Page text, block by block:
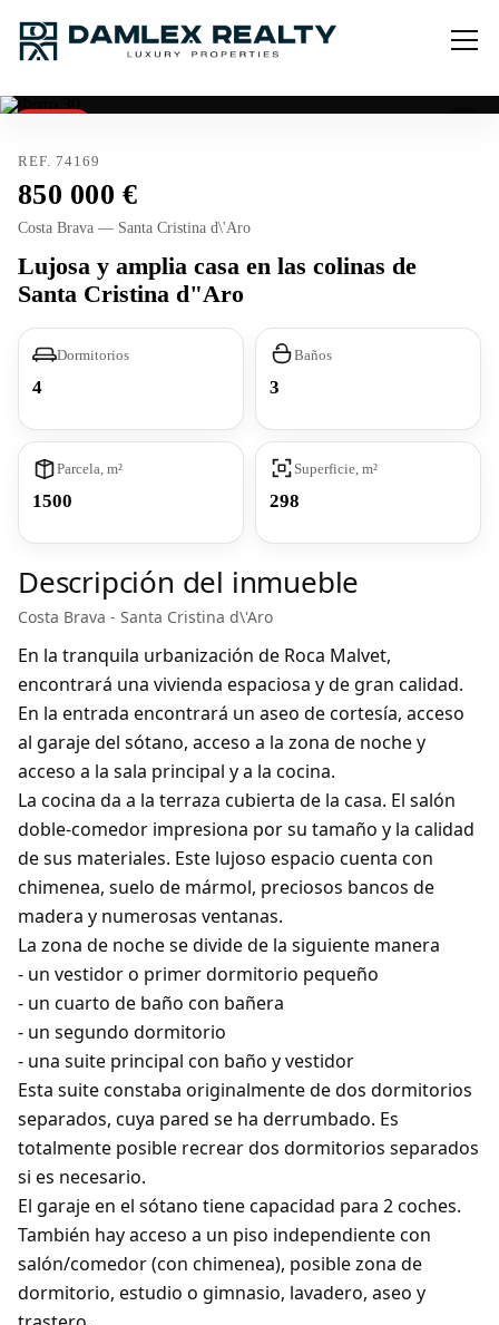
REF. 74169
850 000
Costa Brava — Santa Cristina d\'Aro
Lujosa y amplia casa en las colinas de
Santa Cristina d"Aro
Dormitorios
4
Baños
3
Parcela, m²
1500
Superficie, m²
298
Descripción del inmueble
Costa Brava - Santa Cristina d\'Aro
En la tranquila urbanización de Roca Malvet,
encontrará una vivienda espaciosa y de gran calidad.
En la entrada encontrará un aseo de cortesía, acceso
al garaje del sótano, acceso a la zona de noche y
acceso a la sala principal y a la cocina.
La cocina da a la terraza cubierta de la casa. El salón
doble-comedor impresiona por su tamaño y la calidad
de sus materiales. Este lujoso espacio cuenta con
chimenea, suelo de mármol, preciosos bancos de
madera y numerosas ventanas.
La zona de noche se divide de la siguiente manera
- un vestidor o primer dormitorio pequeño
- un cuarto de baño con bañera
- un segundo dormitorio
- una suite principal con baño y vestidor
Esta suite constaba originalmente de dos dormitorios
separados, cuya pared se ha derrumbado. Es
totalmente posible recrear dos dormitorios separados
si es necesario.
El garaje en el sótano tiene capacidad para 2 coches.
También hay acceso a un piso independiente con
salón/comedor (con chimenea), posible zona de
dormitorio, estudio o gimnasio, lavadero, aseo y